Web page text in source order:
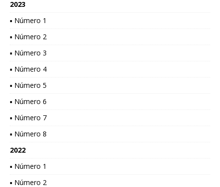
2023
▪ Número 1
▪ Número 2
▪ Número 3
▪ Número 4
▪ Número 5
▪ Número 6
▪ Número 7
▪ Número 8
2022
▪ Número 1
▪ Número 2